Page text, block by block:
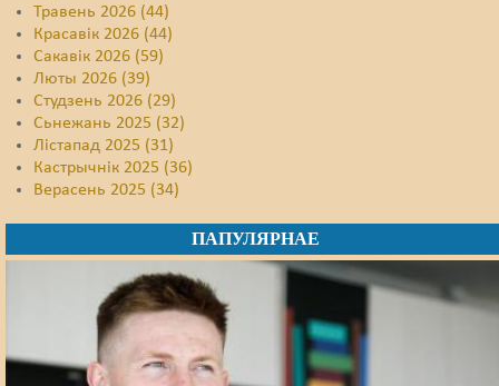
Травень 2026 (44)
Красавік 2026 (44)
Сакавік 2026 (59)
Люты 2026 (39)
Студзень 2026 (29)
Сьнежань 2025 (32)
Лістапад 2025 (31)
Кастрычнік 2025 (36)
Верасень 2025 (34)
ПАПУЛЯРНАЕ